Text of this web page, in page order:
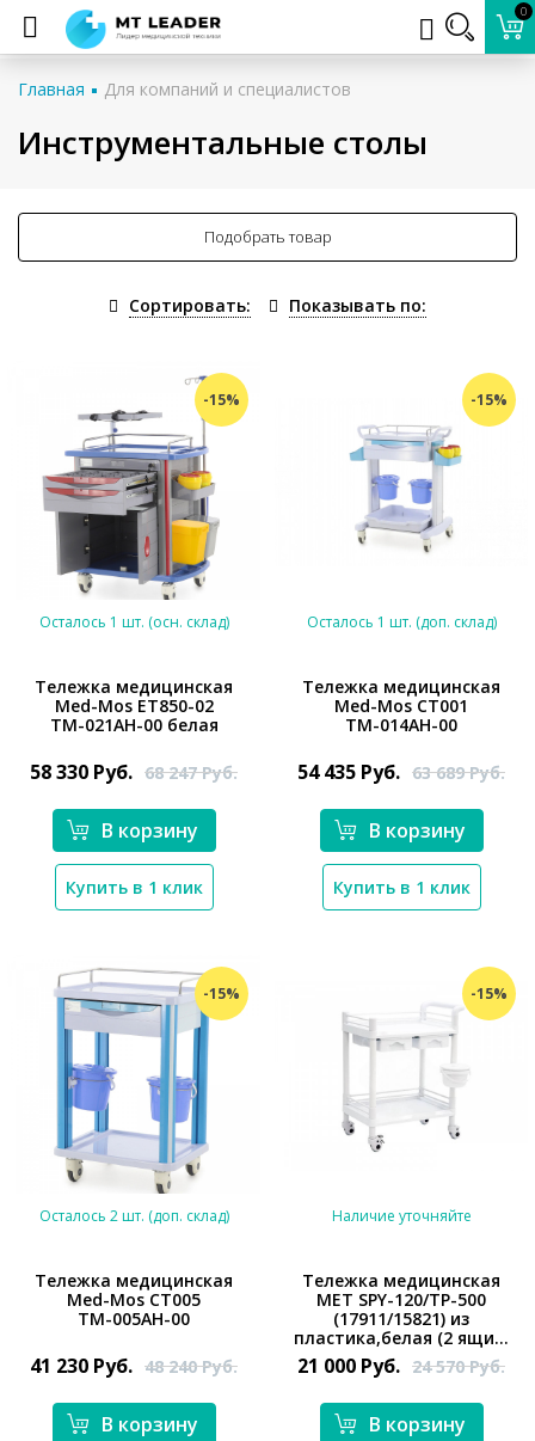
0
Главная Для компаний и специалистов
Инструментальные столы
Подобрать товар
Сортировать: Показывать по:
-15%
*}
Осталось 1 шт. (осн. склад)
Тележка медицинская
Med-Mos ЕТ850-02
ТМ-021АН-00 белая
58 330 Руб. 68 247Руб.
В корзину
Купить в 1 клик
-15%
*}
Осталось 1 шт. (доп. склад)
Тележка медицинская
Med-Mos СТ001
ТМ-014АН-00
54 435 Руб. 63 689Руб.
В корзину
Купить в 1 клик
-15%
*}
Осталось 2 шт. (доп. склад)
Тележка медицинская
Med-Mos СТ005
ТМ-005АН-00
41 230 Руб. 48 240Руб.
В корзину
-15%
*}
Наличие уточняйте
Тележка медицинская
МЕТ SPY-120/ТP-500
(17911/15821) из
пластика,белая (2 ящи...
21 000 Руб. 24 570Руб.
В корзину